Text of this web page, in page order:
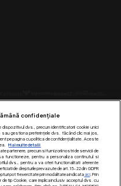
pe:
confidențiale
dvs., precum identificatorii cookie unici
gestiona preferințele dvs. făcând clic mai jos,
pe pagina cu politica de confidențialitate. Aceste
Mai multe detalii
partenere, precum si furnizorii nostri de servicii de
functioneze, pentru a personaliza continutul si
dvs., pentru a va oferi functionalitati aferente
de drepturile prevazute de art. 15-22 din GDPR
pot fi exercitate prin modalitatea indicataaici. Prin
de tip Cookie, care implica inclusiv acceptul dvs. cu